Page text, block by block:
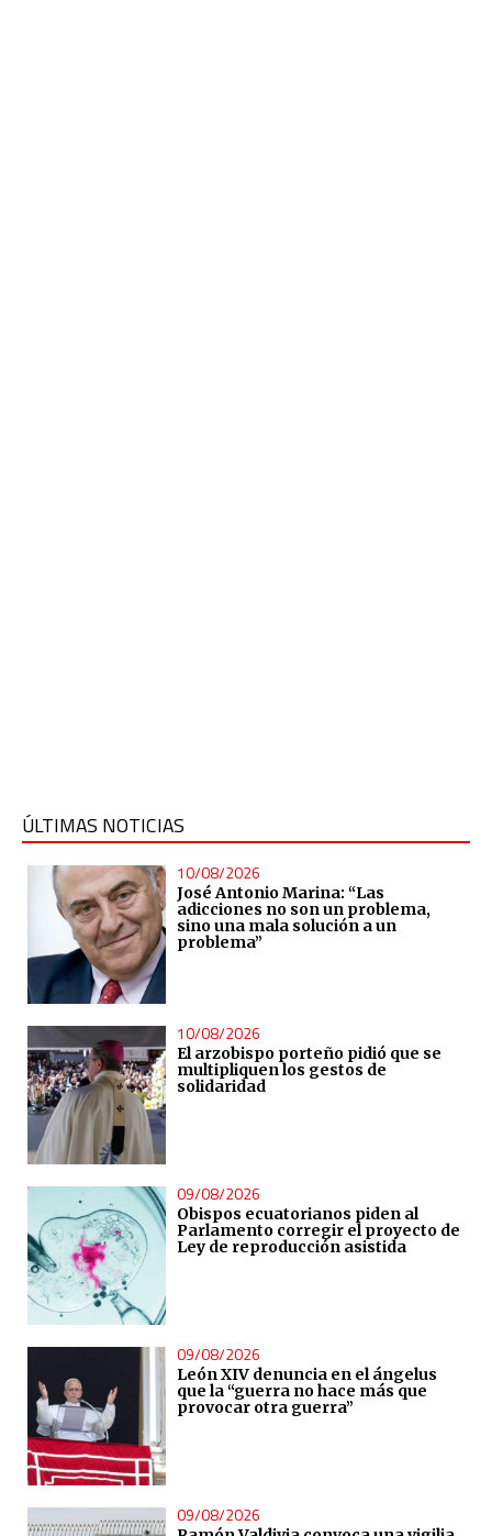
ÚLTIMAS NOTICIAS
10/08/2026
José Antonio Marina: “Las
adicciones no son un problema,
sino una mala solución a un
problema”
10/08/2026
El arzobispo porteño pidió que se
multipliquen los gestos de
solidaridad
09/08/2026
Obispos ecuatorianos piden al
Parlamento corregir el proyecto de
Ley de reproducción asistida
09/08/2026
León XIV denuncia en el ángelus
que la “guerra no hace más que
provocar otra guerra”
09/08/2026